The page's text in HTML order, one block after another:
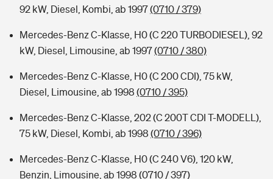
92 kW, Diesel, Kombi, ab 1997(0710 / 379)
Mercedes-Benz C-Klasse, H0 (C 220 TURBODIESEL), 92
kW, Diesel, Limousine, ab 1997(0710 / 380)
Mercedes-Benz C-Klasse, H0 (C 200 CDI), 75 kW,
Diesel, Limousine, ab 1998 (0710 / 395)
Mercedes-Benz C-Klasse, 202 (C 200T CDI T-MODELL),
75 kW, Diesel, Kombi, ab 1998 (0710 / 396)
Mercedes-Benz C-Klasse, H0 (C 240 V6), 120 kW,
Benzin, Limousine, ab 1998 (0710 / 397)